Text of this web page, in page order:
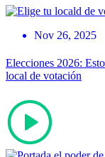
Nov 26, 2025
Elecciones 2026:
local de votación